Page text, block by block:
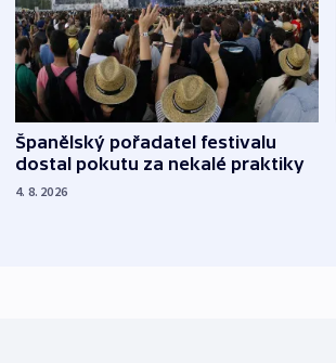
Španělský pořadatel festivalu
dostal pokutu za nekalé praktiky
4. 8. 2026